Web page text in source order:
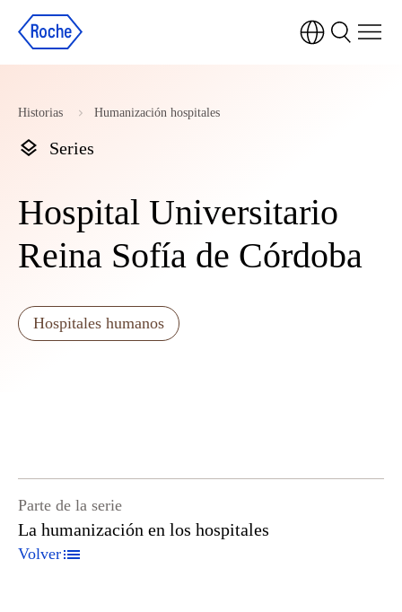
Historias Humanización hospitales
Series
Hospital Universitario
Reina Sofía de Córdoba
Hospitales humanos
Parte de la serie
La humanización en los hospitales
Volver